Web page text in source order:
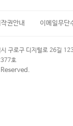
권안내 이메일무단
구로구 디지털로 26길
호